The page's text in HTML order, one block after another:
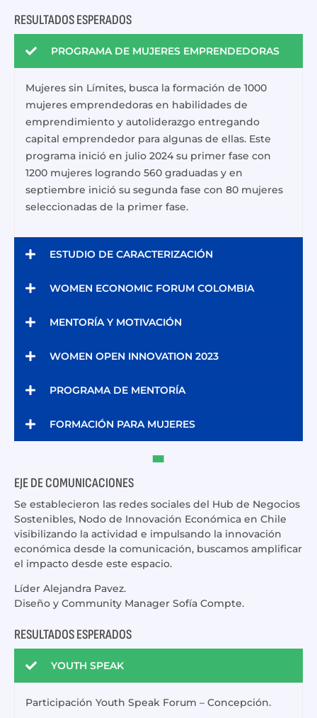
RESULTADOS ESPERADOS
PROGRAMA DE MUJERES EMPRENDEDORAS
Mujeres sin Límites, busca la formación de 1000
mujeres emprendedoras en habilidades de
emprendimiento y autoliderazgo entregando
capital emprendedor para algunas de ellas. Este
programa inició en julio 2024 su primer fase con
1200 mujeres logrando 560 graduadas y en
septiembre inició su segunda fase con 80 mujeres
seleccionadas de la primer fase.
ESTUDIO DE CARACTERIZACIÓN
WOMEN ECONOMIC FORUM COLOMBIA
MENTORÍA Y MOTIVACIÓN
WOMEN OPEN INNOVATION 2023
PROGRAMA DE MENTORÍA
FORMACIÓN PARA MUJERES
EJE DE COMUNICACIONES
Se establecieron las redes sociales del Hub de Negocios
Sostenibles, Nodo de Innovación Económica en Chile
visibilizando la actividad e impulsando la innovación
económica desde la comunicación, buscamos amplificar
el impacto desde este espacio.
Líder Alejandra Pavez.
Diseño y Community Manager Sofía Compte.
RESULTADOS ESPERADOS
YOUTH SPEAK
Participación Youth Speak Forum – Concepción.